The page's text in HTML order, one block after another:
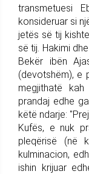
transmetuesi
konsideruar si
jetës së tij
së tij. Hakimi
Bekër ibën
(devotshëm), e
megjithatë
prandaj edhe
këtë ndarje:
Kufës, e nuk
pleqërisë (në
kulminacion,
ishin krijuar